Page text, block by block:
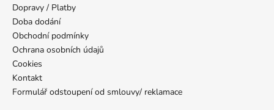
Dopravy / Platby
Doba dodání
Obchodní podmínky
Ochrana osobních údajů
Cookies
Kontakt
Formulář odstoupení od smlouvy/ reklamace